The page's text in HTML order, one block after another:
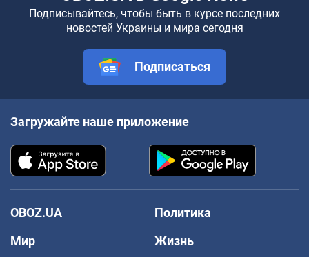
Подписывайтесь, чтобы быть в курсе последних
новостей Украины и мира сегодня
Подписаться
Загружайте наше приложение
OBOZ.UA
Политика
Мир
Жизнь